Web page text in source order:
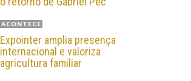
ACONTECE
Expointer amplia presença
internacional e valoriza
agricultura familiar